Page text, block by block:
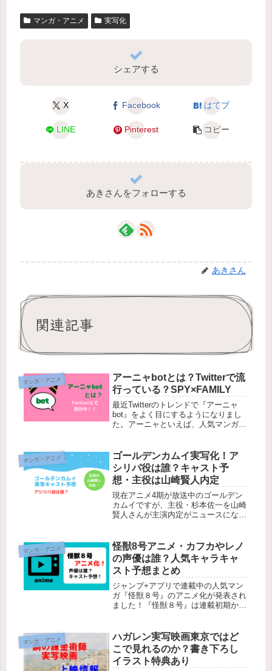
マンガ・アニメ 実写化
シェアする
X Facebook はてブ
LINE Pinterest コピー
あきさんをフォローする
あきさん
関連記事
マンガ・アニメ
アーニャbotとは？Twitterで流
行っている？SPY×FAMILY
最近Twitterのトレンドで『アーニャ
bot』をよく目にするようになりまし
た。アーニャといえば、人気マンガ・
の毛に角みたいな髪飾り(？)が印象的
ですが、アーニャの独...
マンガ・アニメ
ゴールデンカムイ実写化！ア
シリパ役は誰？キャスト予
想・主役は山崎賢人内定
現在アニメ4期が放送中のゴールデン
カムイですが、主役・杉本佐一を山崎
賢人さんが主演内定がニュースになっ
杉本佐一とアイヌの美少女・アシリパ
が北海道を舞台に金塊を巡るサバイバ
ル漫...
マンガ・アニメ
怪獣8号アニメ・カフカやレノ
の声優は誰？人気キャラキャ
スト予想まとめ
ジャンプ+アプリで連載中の人気マン
ガ『怪獣８号』のアニメ化が発表され
ました！『怪獣８号』は連載初期から
大人気作品である『SPY×FAMILY』
も連載されているんですよね。S...
マンガ・アニメ
ハガレン実写映画東京ではど
こで見れるのか？書き下ろし
イラスト特典あり